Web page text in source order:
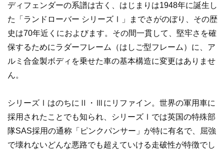
ディフェンダーの系譜は古く、はじまりは1948年に誕生し
た「ランドローバー シリーズⅠ」までさがのぼり、その歴
史は70年近くにおよびます。その間一貫して、堅牢さを確
保するためにラダーフレーム（はしご型フレーム）に、ア
ルミ合金製ボディを乗せた車の基本構造に変更はありませ
ん。
シリーズⅠはのちにⅡ・Ⅲにリファイン。世界の軍用車に
採用されたことでも知られ、シリーズⅠでは英国の特殊部
隊SAS採用の通称「ピンクパンサー」が特に有名で、屈強
で壊れないどんな悪路でも超えていける走破性が特徴でし